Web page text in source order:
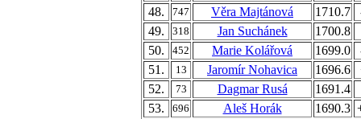
48.
747 Věra Majtánová 1710.7
49.
318 Jan Suchánek
1700.8
50.
452 Marie Kolářová 1699.0
51.
13 Jaromír Nohavica 1696.6
52.
73 Dagmar Rusá
1691.4
53.
696 Aleš Horák 1690.3